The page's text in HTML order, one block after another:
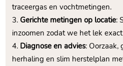
traceergas en vochtmetingen.​
Gerichte metingen op locatie:
inzoomen zodat we het lek
Diagnose en advies: Oorzaak,
herhaling en slim herstelplan